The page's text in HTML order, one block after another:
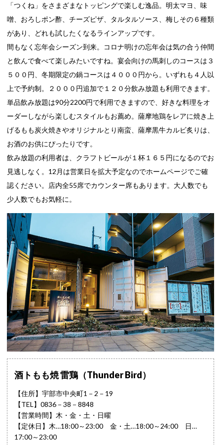
「つくね」をさまざまなトッピングで楽しむ逸品。明太マヨ、味
噌、おろしポン酢、チーズピザ、タルタルソース、梅しその６種類
があり、どれも試したくなるラインアップです。
間もなく忘年会シーズン到来。コロナ明けの忘年会は気の合う仲間
と飲んで食べて楽しみたいですね。宴会向けの馬刺しのコースは３
５００円、冬期限定の鍋コースは４０００円から。いずれも４人以
上で予約制。２０００円追加で１２０分飲み放題も利用できます。
単品飲み放題は90分2200円で利用できますので、好きな料理をオ
ーダーしながら楽しむスタイルもお薦め。薩摩地鶏をレアに焼き上
げるもも炭火焼きやオリジナルとり南蛮、薩摩黒牛カルビ炙りは、
お酒のお供にぴったりです。
飲み放題の利用者は、クラフトビールが１杯１６５円になるのでお
見逃しなく。12月は営業日を拡大予定なのでホームページでご確
認ください。店内全55席でカウンター席もあります。大人数でも
少人数でもお気軽に。
酒トもも焼 雷鶏（Thunder Bird）
【住所】宇部市中央町1－2－19
【TEL】 0836－38－8848
【営業時間】木・金・土・日曜
【定休日】木…18:00～23:00 金・土…18:00～24:00 日…
17:00～23:00